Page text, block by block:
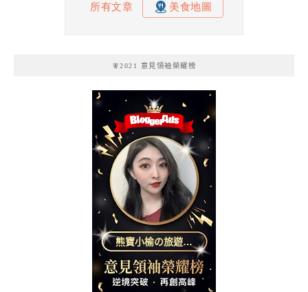
🧚2021 意見領袖榮耀榜
熊寶小榆の旅遊日
記